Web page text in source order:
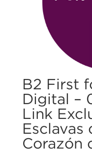
B2 First
Digital –
Link
Esclavas
Corazón